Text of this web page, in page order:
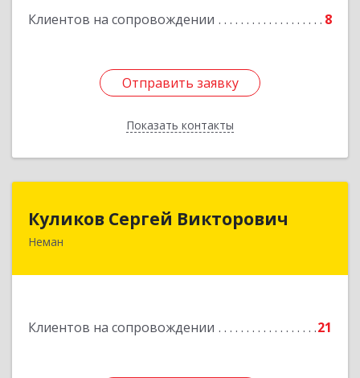
Клиентов на сопровождении 8
Отправить заявку
Показать контакты
Отправить заявку
Назад
Куликов Сергей Викторович
Неман
Клиентов на сопровождении 21
Куликов Сергей Викторович